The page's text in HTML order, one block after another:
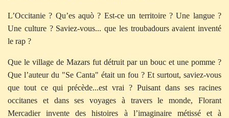
L’Occitanie ? Qu’es aquò ? Est-ce un territoire ? Une langue ?
Une culture ? Saviez-vous... que les troubadours avaient inventé
le rap ?
Que le village de Mazars fut détruit par un bouc et une pomme ?
Que l’auteur du "Se Canta" était un fou ? Et surtout, saviez-vous
que tout ce qui précède...est vrai ? Puisant dans ses racines
occitanes et dans ses voyages à travers le monde, Florant
Mercadier invente des histoires à l’imaginaire métissé et à